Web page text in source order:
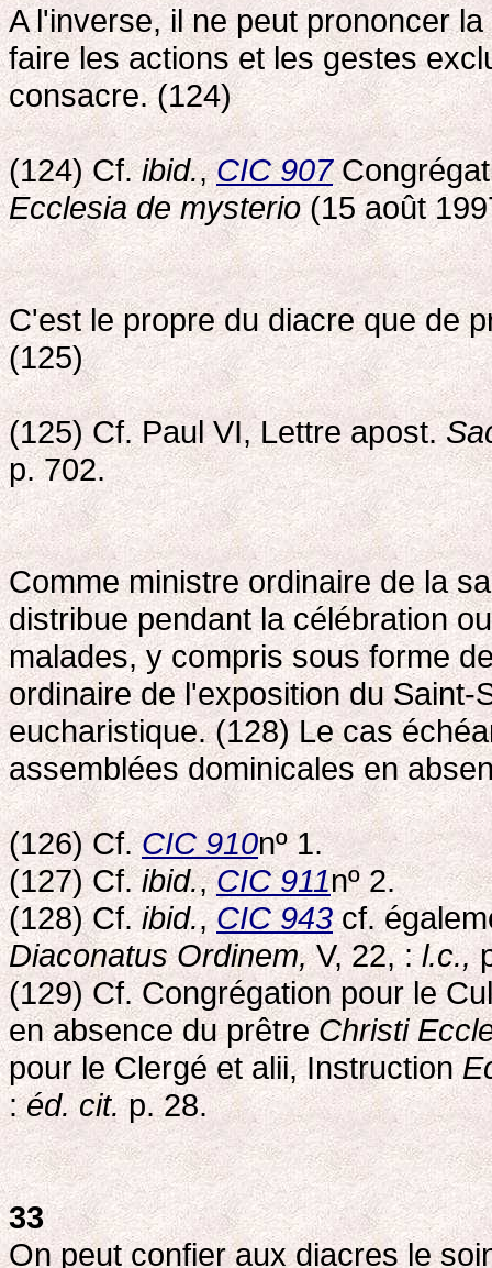
A l'inverse, il ne peut prononcer
faire les actions et les gestes
consacre. (124)
(124) Cf.ibid.,CIC 907
Ecclesia de mysterio(15 août
C'est le propre du diacre que de
(125)
(125) Cf. Paul VI, Lettre apost.
p. 702.
Comme ministre ordinaire de la
distribue pendant la célébration
malades, y compris sous forme
ordinaire de l'exposition du
eucharistique. (128) Le cas
assemblées dominicales en
(126) Cf.CIC 910nº 1.
(127) Cf.ibid.,CIC 911nº 2.
(128) Cf.ibid.,CIC 943cf.
Diaconatus Ordinem,V, 22, :l.c.,
(129) Cf. Congrégation pour le
en absence du prêtreChristi
pour le Clergé et alii, Instruction
:éd. cit.p. 28.
33
On peut confier aux diacres le